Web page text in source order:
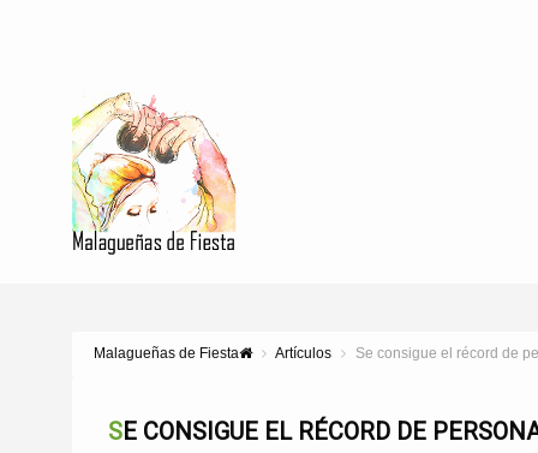
Malagueñas de Fiesta Artículos Se consigue el récord de
SE CONSIGUE EL RÉCORD DE